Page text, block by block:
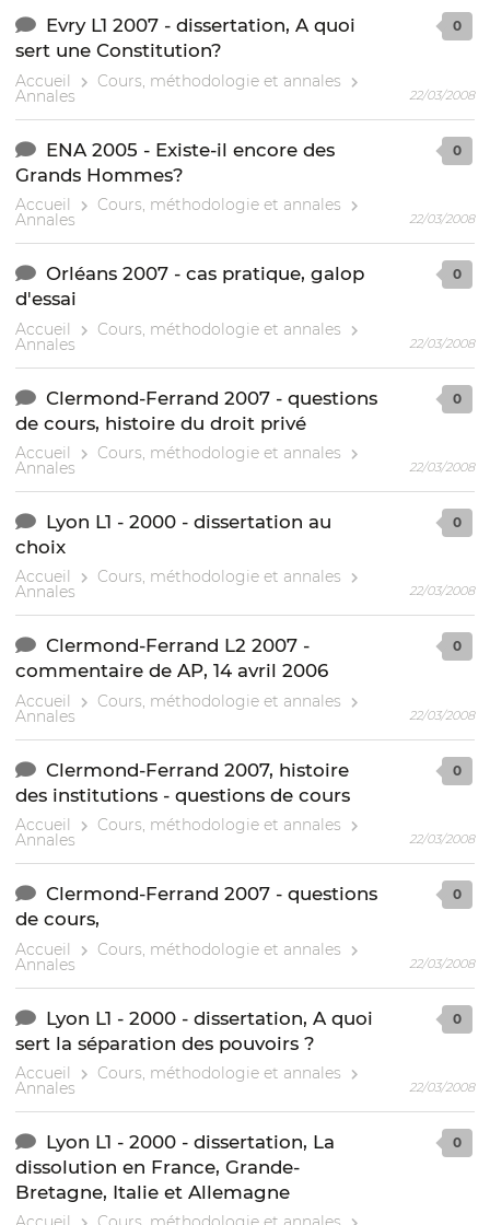
Evry L1 2007 - dissertation, A quoi
sert une Constitution?
Accueil Cours, méthodologie et annales
Annales
0
22/03/2008
ENA 2005 - Existe-il encore des
Grands Hommes?
Accueil Cours, méthodologie et annales
Annales
0
22/03/2008
Orléans 2007 - cas pratique, galop
d'essai
Accueil Cours, méthodologie et annales
Annales
0
22/03/2008
Clermond-Ferrand 2007 - questions
de cours, histoire du droit privé
Accueil Cours, méthodologie et annales
Annales
0
22/03/2008
Lyon L1 - 2000 - dissertation au
choix
Accueil Cours, méthodologie et annales
Annales
0
22/03/2008
Clermond-Ferrand L2 2007 -
commentaire de AP, 14 avril 2006
Accueil Cours, méthodologie et annales
Annales
0
22/03/2008
Clermond-Ferrand 2007, histoire
des institutions - questions de cours
Accueil Cours, méthodologie et annales
Annales
0
22/03/2008
Clermond-Ferrand 2007 - questions
de cours,
Accueil Cours, méthodologie et annales
Annales
0
22/03/2008
Lyon L1 - 2000 - dissertation, A quoi
sert la séparation des pouvoirs ?
Accueil Cours, méthodologie et annales
Annales
0
22/03/2008
Lyon L1 - 2000 - dissertation, La
dissolution en France, Grande-
Bretagne, Italie et Allemagne
0